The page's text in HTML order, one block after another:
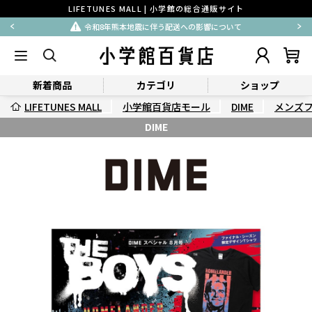
LIFETUNES MALL | 小学館の総合通販サイト
令和8年熊本地震に伴う配送への影響について
新着商品 カテゴリ
ショップ
LIFETUNES MALL
小学館百貨店モール DIME
メンズ
DIME